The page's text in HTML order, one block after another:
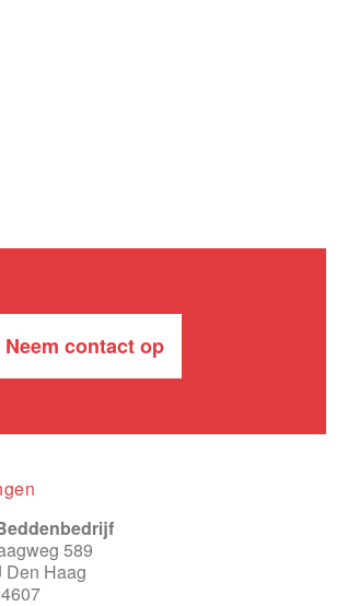
Neem contact op
589
Den Haag